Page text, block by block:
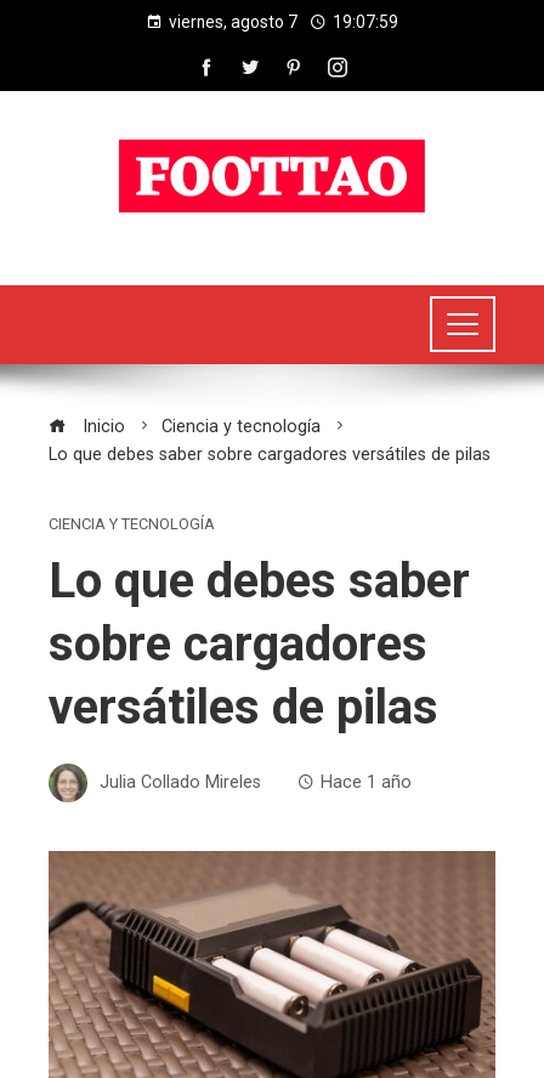
viernes, agosto 7 19:07:59
Inicio
Ciencia y tecnología
Lo que debes saber sobre cargadores versátiles de pilas
CIENCIA Y TECNOLOGÍA
Lo que debes saber
sobre cargadores
versátiles de pilas
Julia Collado Mireles Hace 1 año